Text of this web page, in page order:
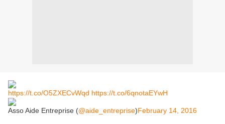
https://t.co/O5ZXECvWqd https://t.co/6qnotaEYwH
Asso Aide Entreprise (@aide_entreprise)February 14, 2016